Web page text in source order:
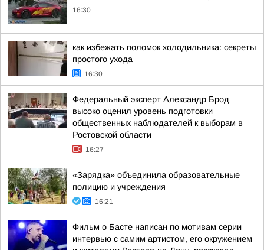
16:30
как избежать поломок холодильника: секреты
простого ухода
16:30
Федеральный эксперт Александр Брод
высоко оценил уровень подготовки
общественных наблюдателей к выборам в
Ростовской области
16:27
«Зарядка» объединила образовательные
полицию и учреждения
16:21
Фильм о Басте написан по мотивам серии
интервью с самим артистом, его окружением